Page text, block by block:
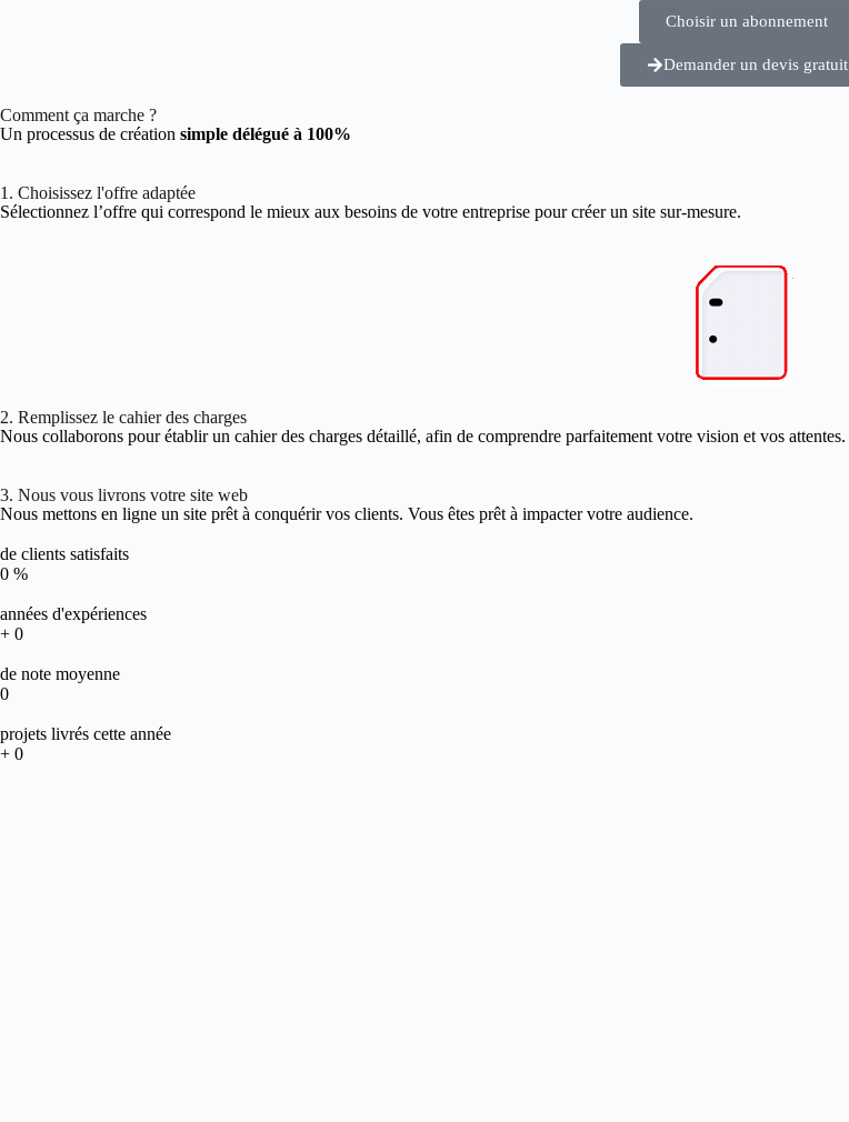
Choisir un abonnement
Demander un devis gratuit
Comment ça marche ?
Un processus de création simple délégué à 100%
1. Choisissez l'offre adaptée
Sélectionnez l’offre qui correspond le mieux aux besoins de votre entreprise pour créer un site sur-mesure.
2. Remplissez le cahier des charges
Nous collaborons pour établir un cahier des charges détaillé, afin de comprendre parfaitement votre vision et vos attentes.
3. Nous vous livrons votre site web
Nous mettons en ligne un site prêt à conquérir vos clients. Vous êtes prêt à impacter votre audience.
de clients satisfaits
0 %
années d'expériences
+ 0
de note moyenne
0
projets livrés cette année
+ 0